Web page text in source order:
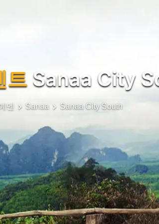
트 Sanaa City
멘 Sanaa Sanaa City South